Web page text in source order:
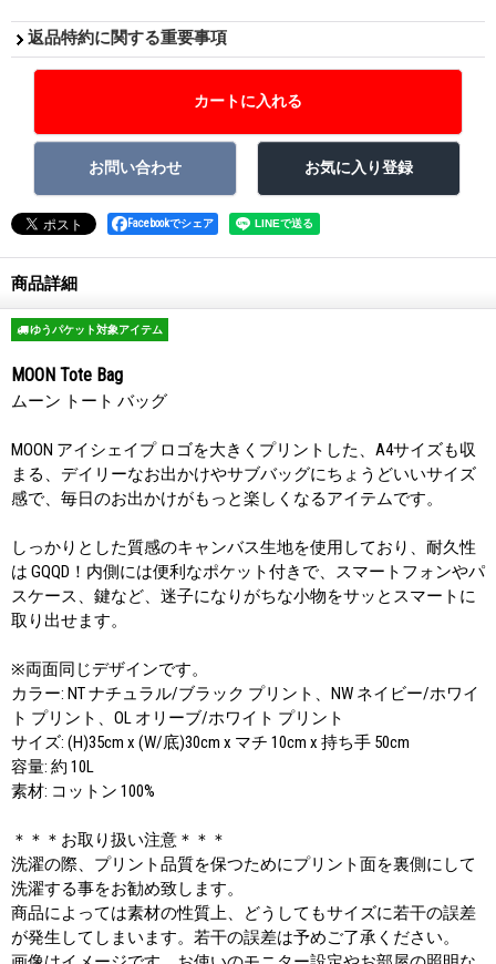
返品特約に関する重要事項
Facebookでシェア
商品詳細
ゆうパケット対象アイテム
MOON Tote Bag
ムーン トート バッグ
MOON アイシェイプ ロゴを大きくプリントした、A4サイズも収
まる、デイリーなお出かけやサブバッグにちょうどいいサイズ
感で、毎日のお出かけがもっと楽しくなるアイテムです。
しっかりとした質感のキャンバス生地を使用しており、耐久性
は GQQD！内側には便利なポケット付きで、スマートフォンやパ
スケース、鍵など、迷子になりがちな小物をサッとスマートに
取り出せます。
※両面同じデザインです。
カラー: NT ナチュラル/ブラック プリント、NW ネイビー/ホワイ
ト プリント、OL オリーブ/ホワイト プリント
サイズ: (H)35cm x (W/底)30cm x マチ 10cm x 持ち手 50cm
容量: 約 10L
素材: コットン 100%
＊＊＊お取り扱い注意＊＊＊
洗濯の際、プリント品質を保つためにプリント面を裏側にして
洗濯する事をお勧め致します。
商品によっては素材の性質上、どうしてもサイズに若干の誤差
が発生してしまいます。若干の誤差は予めご了承ください。